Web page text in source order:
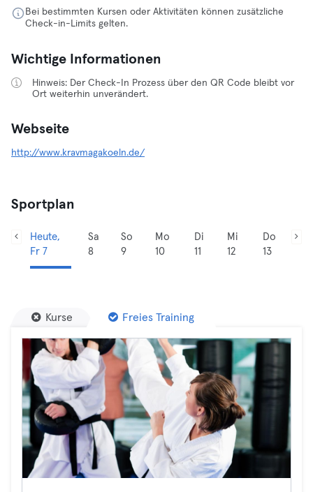
Bei bestimmten Kursen oder Aktivitäten können zusätzliche
Check-in-Limits gelten.
Wichtige Informationen
Hinweis: Der Check-In Prozess über den QR Code bleibt vor
Ort weiterhin unverändert.
Webseite
http://www.kravmagakoeln.de/
Sportplan
Heute,
Fr 7
Sa
8
So
9
Mo
10
Di
11
Mi
12
Do
13
Kurse Freies Training